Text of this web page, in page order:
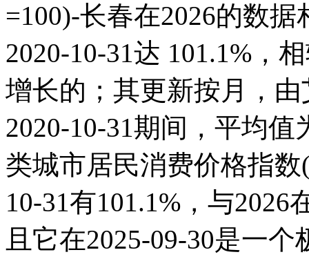
=100)-长春在2026的数
2020-10-31达 101.1%，
增长的；其更新按月，
2020-10-31期间，平均
类城市居民消费价格指
10-31有101.1%，与
且它在2025-09-30是一